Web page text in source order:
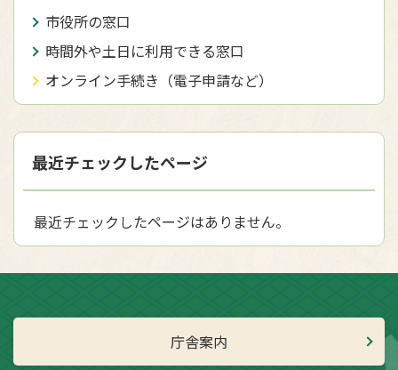
市役所の窓口
時間外や土日に利用できる窓口
オンライン手続き（電子申請など）
最近チェックしたページ
最近チェックしたページはありません。
庁舎案内